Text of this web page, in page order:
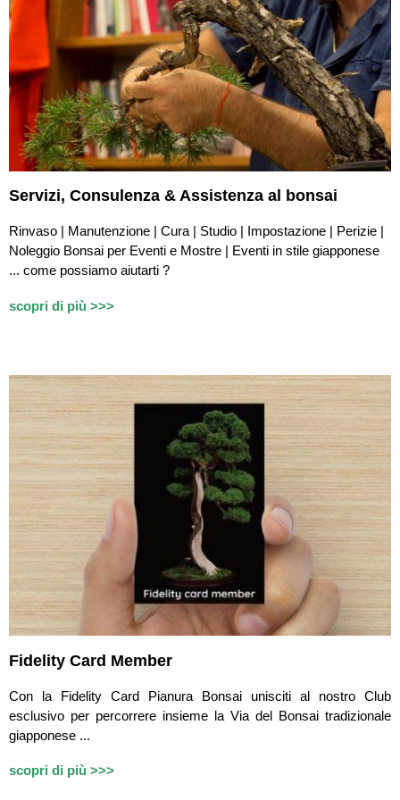
Servizi, Consulenza & Assistenza al bonsai
Rinvaso | Manutenzione | Cura | Studio | Impostazione | Perizie |
Noleggio Bonsai per Eventi e Mostre | Eventi in stile giapponese
... come possiamo aiutarti ?
scopri di più >>>
Fidelity Card Member
Con la Fidelity Card Pianura Bonsai unisciti al nostro Club
esclusivo per percorrere insieme la Via del Bonsai tradizionale
giapponese ...
scopri di più >>>